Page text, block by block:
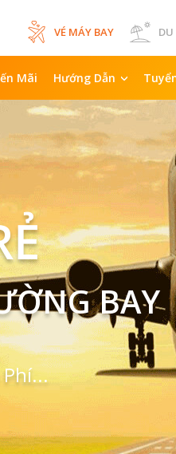
VÉ MÁY BAY DU
Mãi Hướng Dẫn
BAY